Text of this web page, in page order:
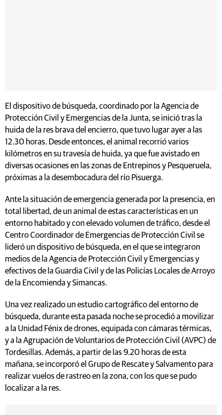
El dispositivo de búsqueda, coordinado por la Agencia de
Protección Civil y Emergencias de la Junta, se inició tras la
huida de la res brava del encierro, que tuvo lugar ayer a las
12.30 horas. Desde entonces, el animal recorrió varios
kilómetros en su travesía de huida, ya que fue avistado en
diversas ocasiones en las zonas de Entrepinos y Pesqueruela,
próximas a la desembocadura del río Pisuerga.
Ante la situación de emergencia generada por la presencia, en
total libertad, de un animal de estas características en un
entorno habitado y con elevado volumen de tráfico, desde el
Centro Coordinador de Emergencias de Protección Civil se
lideró un dispositivo de búsqueda, en el que se integraron
medios de la Agencia de Protección Civil y Emergencias y
efectivos de la Guardia Civil y de las Policías Locales de Arroyo
de la Encomienda y Simancas.
Una vez realizado un estudio cartográfico del entorno de
búsqueda, durante esta pasada noche se procedió a movilizar
a la Unidad Fénix de drones, equipada con cámaras térmicas,
y a la Agrupación de Voluntarios de Protección Civil (AVPC) de
Tordesillas. Además, a partir de las 9.20 horas de esta
mañana, se incorporó el Grupo de Rescate y Salvamento para
realizar vuelos de rastreo en la zona, con los que se pudo
localizar a la res.